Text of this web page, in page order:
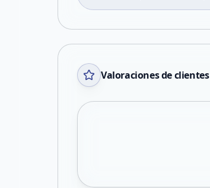
Valoraciones de clientes